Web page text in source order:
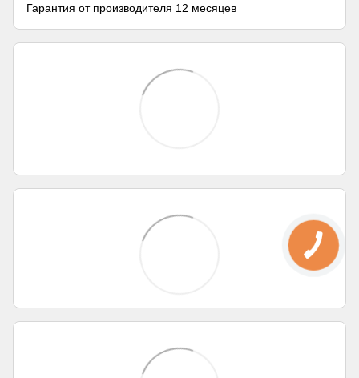
Гарантия от производителя 12 месяцев